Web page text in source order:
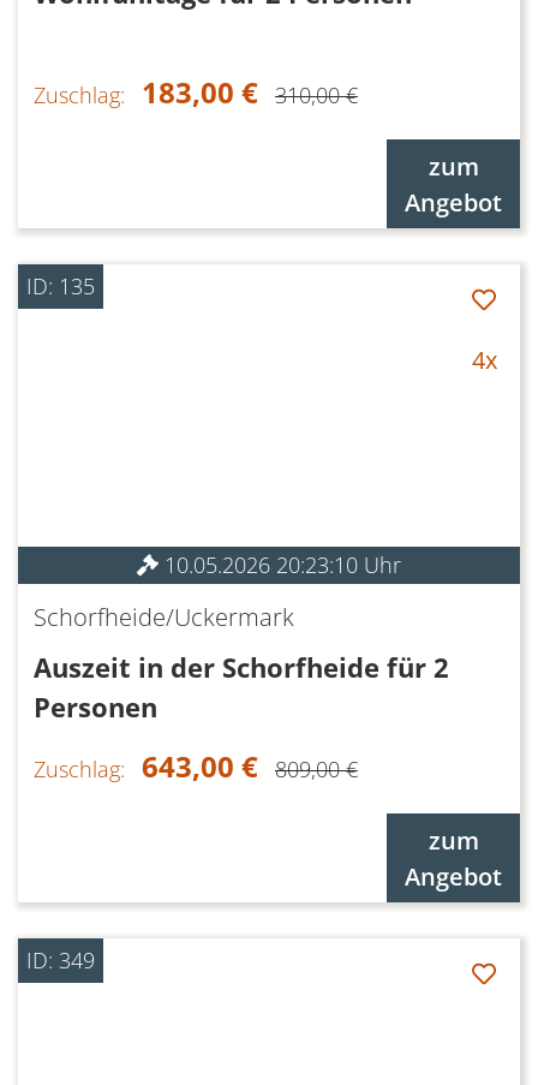
Zuschlag: 183,00 € 310,00 €
zum
Angebot
ID: 135
4x
10.05.2026 20:23:10 Uhr
Schorfheide/Uckermark
Auszeit in der Schorfheide für 2
Personen
Zuschlag: 643,00 € 809,00 €
zum
Angebot
ID: 349